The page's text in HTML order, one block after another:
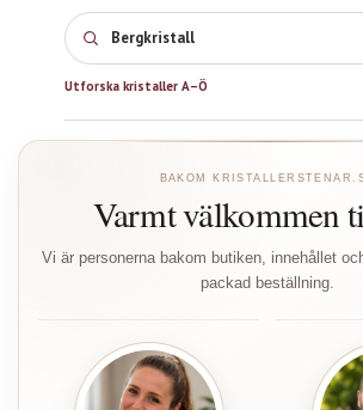
Bergkristall
Utforska kristaller A–Ö
BAKOM
Varmt välkommen
Vi är personerna bakom butiken, innehållet
packad beställning.